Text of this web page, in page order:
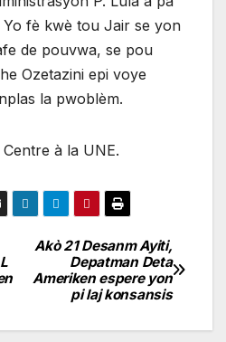
Yo fè kwè tou Jair se yon
de pouvwa, se pou
Ozetazini epi voye
la pwoblèm.
à la UNE.
Akò 21 Desanm Ayiti,
Depatman Deta
Ameriken espere yon
pi laj konsansis